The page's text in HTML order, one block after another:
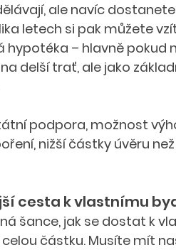
ale navíc
letech si pak můžete
hypotéka – hlavně
delší trať, ale jako
podpora, možnost
nižší částky úvěru
cesta k vlastnímu
šance, jak se dostat k
částku. Musíte mít